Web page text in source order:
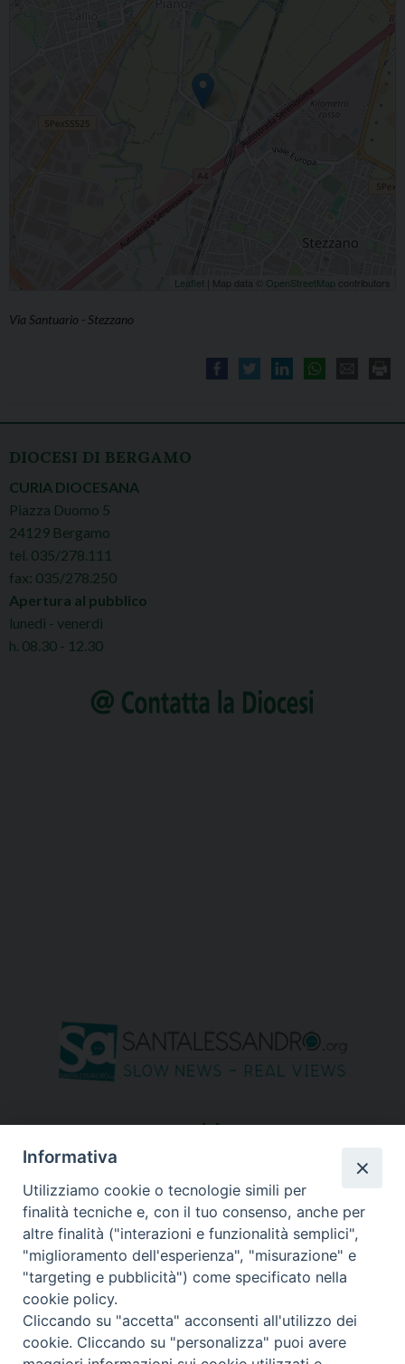
Leaflet | Map data © OpenStreetMap contributors
Via Santuario - Stezzano
DIOCESI DI BERGAMO
CURIA DIOCESANA
Piazza Duomo 5
24129 Bergamo
tel. 035/278.111
fax: 035/278.250
Apertura al pubblico
lunedì - venerdì
h. 08.30 - 12.30
seguici su
Informativa
Utilizziamo cookie o tecnologie simili per
finalità tecniche e, con il tuo consenso, anche per
altre finalità ("interazioni e funzionalità semplici",
"miglioramento dell'esperienza", "misurazione" e
"targeting e pubblicità") come specificato nella
cookie policy.
Cliccando su "accetta" acconsenti all'utilizzo dei
cookie. Cliccando su "personalizza" puoi avere